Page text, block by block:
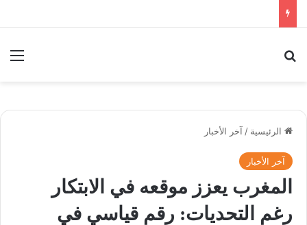
الرئيسية / آخر الأخبار
آخر الأخبار
المغرب يعزز موقعه في الابتكار
رغم التحديات: رقم قياسي في